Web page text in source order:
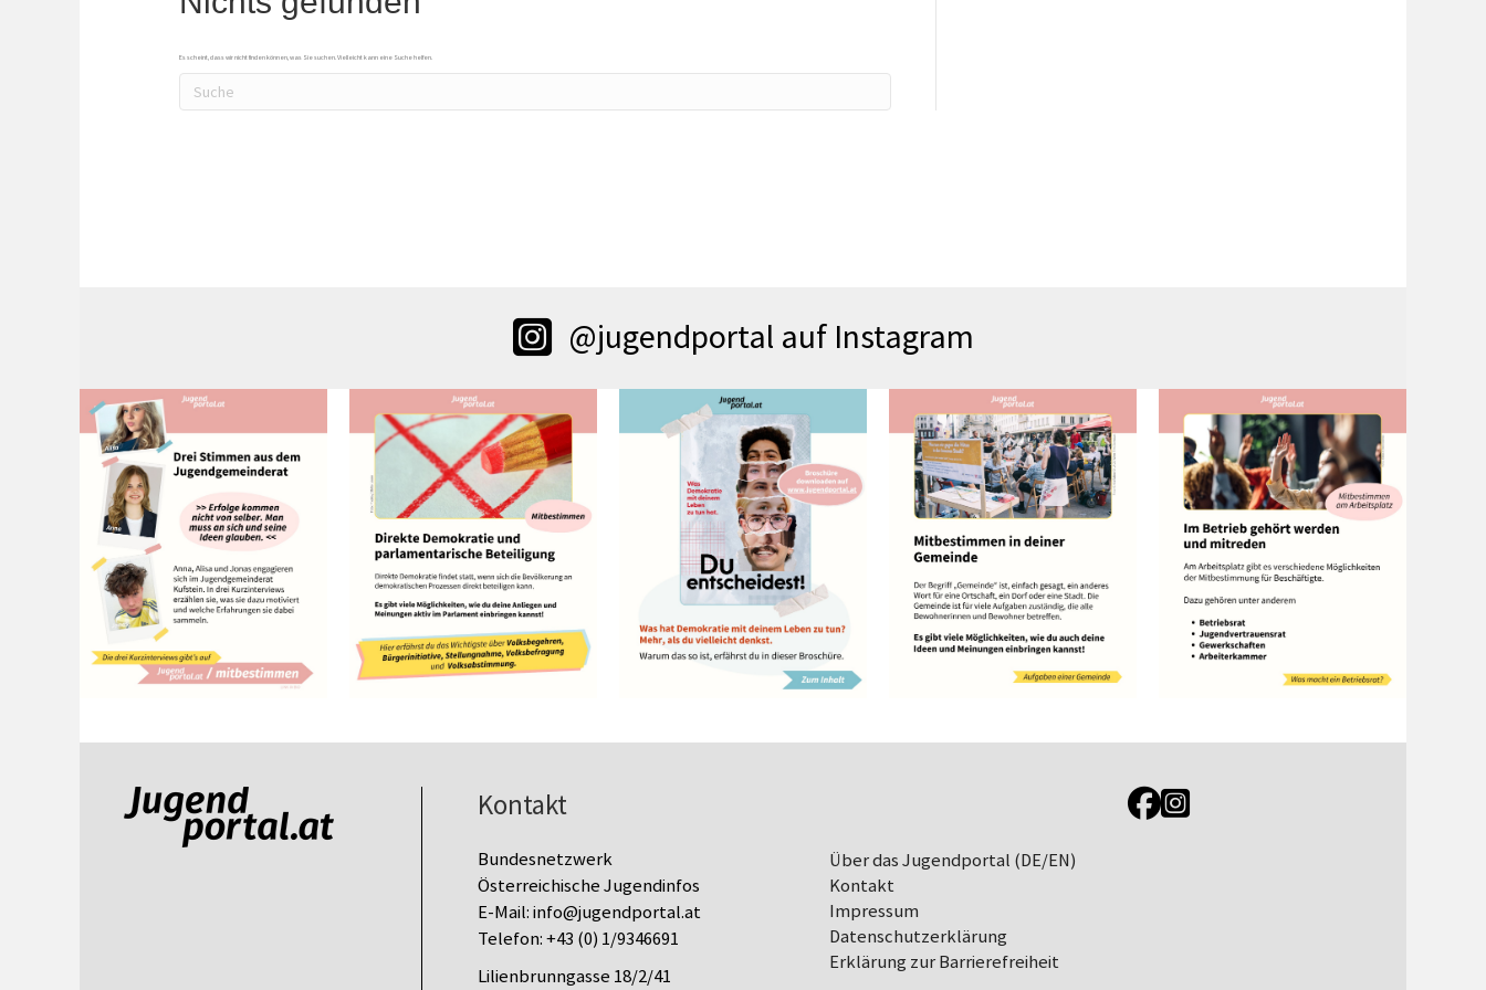
Es scheint, dass wir nicht finden können, was Sie suchen. Vielleicht kann eine Suche helfen.
@jugendportal auf Instagram
Kontakt
Bundesnetzwerk
Österreichische Jugendinfos
E-Mail:info@jugendportal.at
Telefon:+43 (0) 1/9346691
Lilienbrunngasse 18/2/41
Über das Jugendportal (DE/EN)
Kontakt
Impressum
Datenschutz­erklärung
Erklärung zur Barrierefreiheit
Link zur Jugendportal Facebookseite
Link zur Jugendportal Instagramseite